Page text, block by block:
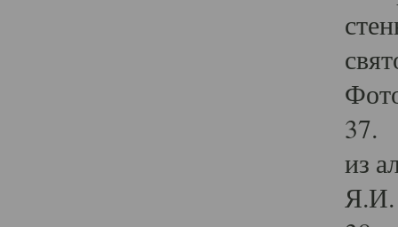
37.
из
Я.И.